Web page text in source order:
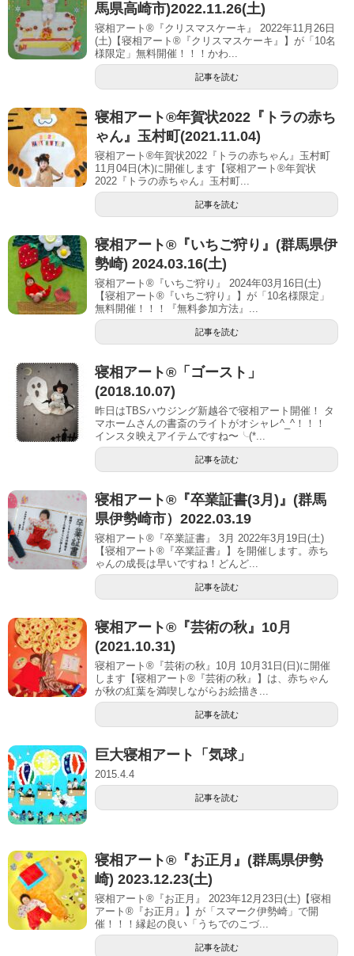
馬県高崎市)2022.11.26(土)
寝相アート®『クリスマスケーキ』 2022年11月26日
(土)【寝相アート®︎『クリスマスケーキ』】が「10名
様限定」無料開催！！！かわ...
記事を読む
寝相アート®︎年賀状2022『トラの赤ち
ゃん』玉村町(2021.11.04)
寝相アート®年賀状2022『トラの赤ちゃん』玉村町
11月04日(木)に開催します【寝相アート®︎年賀状
2022『トラの赤ちゃん』玉村町...
記事を読む
寝相アート®︎『いちご狩り』(群馬県伊
勢崎) 2024.03.16(土)
寝相アート®『いちご狩り』 2024年03月16日(土)
【寝相アート®︎『いちご狩り』】が「10名様限定」
無料開催！！！『無料参加方法』...
記事を読む
寝相アート®︎「ゴースト」
(2018.10.07)
昨日はTBSハウジング新越谷で寝相アート開催！ タ
マホームさんの書斎のライトがオシャレ^_^！！！
インスタ映えアイテムですね〜╰(*...
記事を読む
寝相アート®︎『卒業証書(3月)』(群馬
県伊勢崎市）2022.03.19
寝相アート®『卒業証書』 3月 2022年3月19日(土)
【寝相アート®︎『卒業証書』】を開催します。赤ち
ゃんの成長は早いですね！どんど...
記事を読む
寝相アート®︎『芸術の秋』10月
(2021.10.31)
寝相アート®『芸術の秋』10月 10月31日(日)に開催
します【寝相アート®︎『芸術の秋』】は、赤ちゃん
が秋の紅葉を満喫しながらお絵描き...
記事を読む
巨大寝相アート「気球」
2015.4.4
記事を読む
寝相アート®︎『お正月』(群馬県伊勢
崎) 2023.12.23(土)
寝相アート®『お正月』 2023年12月23日(土)【寝相
アート®︎『お正月』】が「スマーク伊勢崎」で開
催！！！縁起の良い「うちでのこづ...
記事を読む